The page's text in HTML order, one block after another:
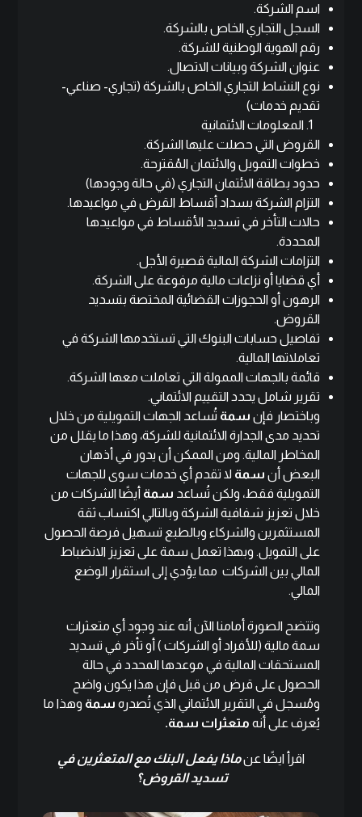
اسم الشركة.
السجل التجاري الخاص بالشركة.
رقم الهوية الوطنية للشركة.
عنوان الشركة وبيانات الاتصال.
نوع النشاط التجاري الخاص بالشركة (تجاري- صناعي-
تقديم خدمات)
المعلومات الائتمانية
القروض التي حصلت عليها الشركة.
خطوات التمويل والائتمان المُقترحة.
حدود بطاقة الائتمان التجاري (في حالة وجودها)
التزام الشركة بسداد أقساط القرض في مواعيدها.
حالات التأخر في تسديد الأقساط في مواعيدها
المحددة.
التزامات الشركة المالية قصيرة الأجل.
أي قضايا أو نزاعات مالية مرفوعة على الشركة.
الرهون أو الحجوزات القضائية المختصة بتسديد
القروض.
تفاصيل حسابات البنوك التي تستخدمها الشركة في
تعاملاتها المالية.
قائمة بالجهات الممولة التي تعاملت معها الشركة.
تقرير شامل يحدد التقييم الائتماني.
وباختصار فإن سمة تُساعد الجهات التمويلية من خلال
تحديد مدى الجدارة الائتمانية للشركة، وهذا ما يقلل من
المخاطر المالية. ومن الممكن أن يدور في أذهان
البعض أن سمة لا تقدم أي خدمات سوى للجهات
التمويلية فقط، ولكن تُساعد سمة أيضًا الشركات من
خلال تعزيز شفافية الشركة وبالتالي اكتساب ثقة
المستثمرين والشركاء وبالطبع تسهيل فرصة الحصول
على التمويل. وبهذا تعمل سمة على تعزيز الانضباط
المالي بين الشركات مما يؤدي إلى استقرار الوضع
المالي.
وتتضح الصورة أمامنا الآن أنه عند وجود أي متعثرات
سمة مالية (للأفراد أو الشركات ) أو تأخر في تسديد
المستحقات المالية في موعدها المحدد في حالة
الحصول على قرض من قبل فإن هذا يكون واضح
ومُسجل في التقرير الائتماني الذي تُصدره سمة وهذا ما
يُعرف على أنه متعثرات سمة.
اقرأ ايضًا عنماذا يفعل البنك مع المتعثرين في
تسديد القروض؟